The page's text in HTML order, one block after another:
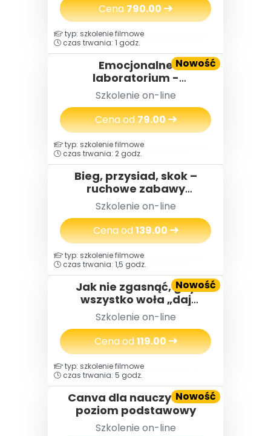
Cena790.00
Nowość
typ: szkolenie filmowe
czas trwania: 1 godz.
Emocjonalne
laboratorium -
eksperymenty i zabawy,
które pomagają dzieciom
radzić sobie z emocjami
Szkolenie on-line
Cena od79.00
typ: szkolenie filmowe
czas trwania: 2 godz.
Bieg, przysiad, skok –
ruchowe zabawy
dydaktyczne na cały rok
Szkolenie on-line
Cena od139.00
Nowość
typ: szkolenie filmowe
czas trwania: 1,5 godz.
Jak nie zgasnąć, gdy
wszystko woła „daj
więcej” – o wypaleniu
zawodowym
nauczycielek i nauczycieli,
którzy za długo byli silni
Szkolenie on-line
Cena od119.00
Nowość
typ: szkolenie filmowe
czas trwania: 5 godz.
Canva dla nauczycieli -
poziom podstawowy
Szkolenie on-line